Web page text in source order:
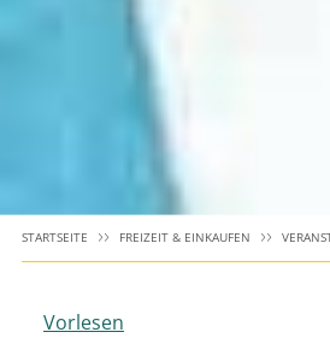
STARTSEITE FREIZEIT & EINKAUFEN
Vorlesen